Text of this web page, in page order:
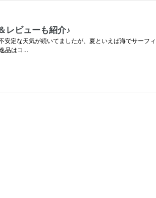
レビューも紹介♪
定な天気が続いてましたが、夏といえば海でサー
品はコ…